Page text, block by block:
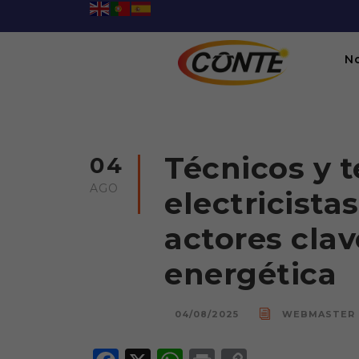
04
AGO
Técnicos y
actores
energética
04/08/2025 WEBMASTER